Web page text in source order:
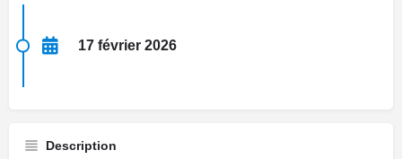
17 février 2026
Description